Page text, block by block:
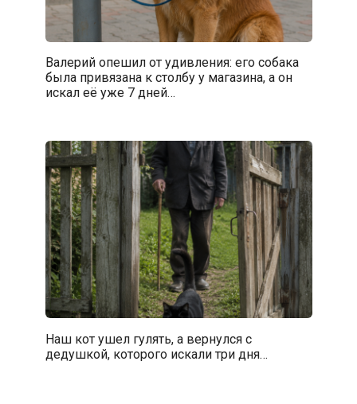
Валерий опешил от удивления: его собака
была привязана к столбу у магазина, а он
искал её уже 7 дней…
Наш кот ушел гулять, а вернулся с
дедушкой, которого искали три дня…